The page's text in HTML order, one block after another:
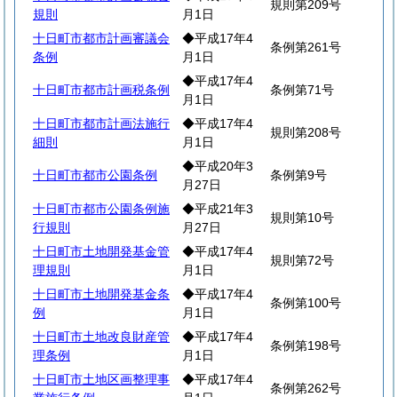
規則
月1日
規則第209号
十日町市都市計画審議会
条例
◆平成17年4
月1日
条例第261号
十日町市都市計画税条例
◆平成17年4
月1日
条例第71号
十日町市都市計画法施行
細則
◆平成17年4
月1日
規則第208号
十日町市都市公園条例
◆平成20年3
月27日
条例第9号
十日町市都市公園条例施
行規則
◆平成21年3
月27日
規則第10号
十日町市土地開発基金管
理規則
◆平成17年4
月1日
規則第72号
十日町市土地開発基金条
例
◆平成17年4
月1日
条例第100号
十日町市土地改良財産管
理条例
◆平成17年4
月1日
条例第198号
十日町市土地区画整理事
◆平成17年4
条例第262号